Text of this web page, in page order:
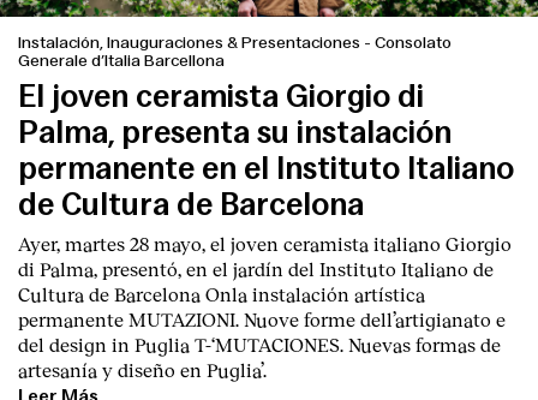
Instalación, Inauguraciones & Presentaciones - Consolato
Generale d’Italia Barcellona
El joven ceramista Giorgio di
Palma, presenta su instalación
permanente en el Instituto Italiano
de Cultura de Barcelona
Ayer, martes 28 mayo, el joven ceramista italiano Giorgio
di Palma, presentó, en el jardín del Instituto Italiano de
Cultura de Barcelona Onla instalación artística
permanente MUTAZIONI. Nuove forme dell’artigianato e
del design in Puglia T-‘MUTACIONES. Nuevas formas de
artesanía y diseño en Puglia’.